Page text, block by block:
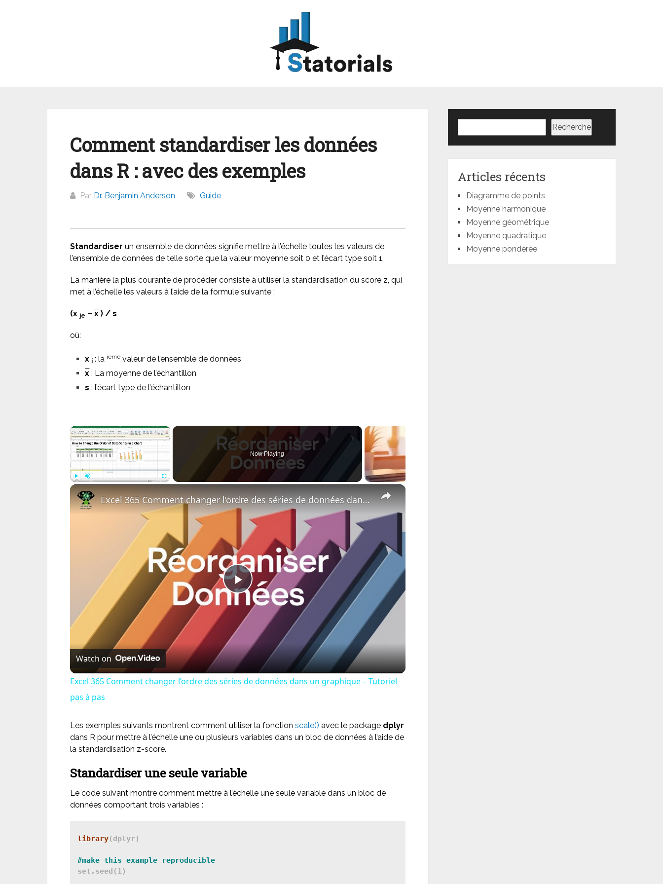
Comment standardiser les données
dans R : avec des exemples
Par Dr. Benjamin Anderson Guide
Standardiser un ensemble de données signifie mettre à l’échelle toutes les valeurs de
l’ensemble de données de telle sorte que la valeur moyenne soit 0 et l’écart type soit 1.
La manière la plus courante de procéder consiste à utiliser la standardisation du score z, qui
met à l’échelle les valeurs à l’aide de la formule suivante :
(x je – x ) / s
où:
x i : la ième valeur de l’ensemble de données
x : La moyenne de l’échantillon
s : l’écart type de l’échantillon
×
Now Playing
×
Play
Video
Excel 365 Comment changer l’ordre des séries de données dans un graphique – Tutoriel pas à pas
Watch on
Excel 365 Comment changer l’ordre des séries de données dans un graphique – Tutoriel
pas à pas
Les exemples suivants montrent comment utiliser la fonction scale() avec le package dplyr
dans R pour mettre à l’échelle une ou plusieurs variables dans un bloc de données à l’aide de
la standardisation z-score.
Standardiser une seule variable
Le code suivant montre comment mettre à l’échelle une seule variable dans un bloc de
données comportant trois variables :
library(dplyr)
#make this example reproducible
set.seed(1)
Recherche
Articles récents
Diagramme de points
Moyenne harmonique
Moyenne géométrique
Moyenne quadratique
Moyenne pondérée